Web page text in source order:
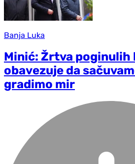
Banja Luka
Minić: Žrtva poginulih
obavezuje da
gradimo mir